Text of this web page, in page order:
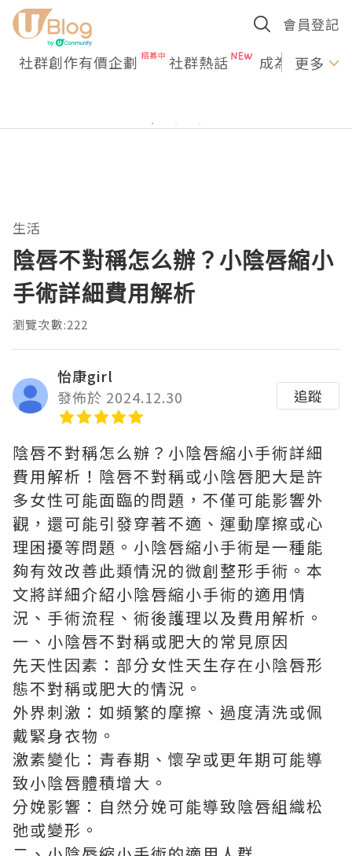
會員登記
社群創作有價企劃 社群熱話 成為U更多
生活
陰唇不對稱怎么辦？小陰唇縮小
手術詳細費用解析
瀏覽次數:222
怡康girl
發佈於 2024.12.30
追蹤
陰唇不對稱怎么辦？小陰唇縮小手術詳細
費用解析！陰唇不對稱或小陰唇肥大是許
多女性可能面臨的問題，不僅可能影響外
觀，還可能引發穿著不適、運動摩擦或心
理困擾等問題。小陰唇縮小手術是一種能
夠有效改善此類情況的微創整形手術。本
文將詳細介紹小陰唇縮小手術的適用情
況、手術流程、術後護理以及費用解析。
一、小陰唇不對稱或肥大的常見原因
先天性因素：部分女性天生存在小陰唇形
態不對稱或肥大的情況。
外界刺激：如頻繁的摩擦、過度清洗或佩
戴緊身衣物。
激素變化：青春期、懷孕或更年期可能導
致小陰唇體積增大。
分娩影響：自然分娩可能導致陰唇組織松
弛或變形。